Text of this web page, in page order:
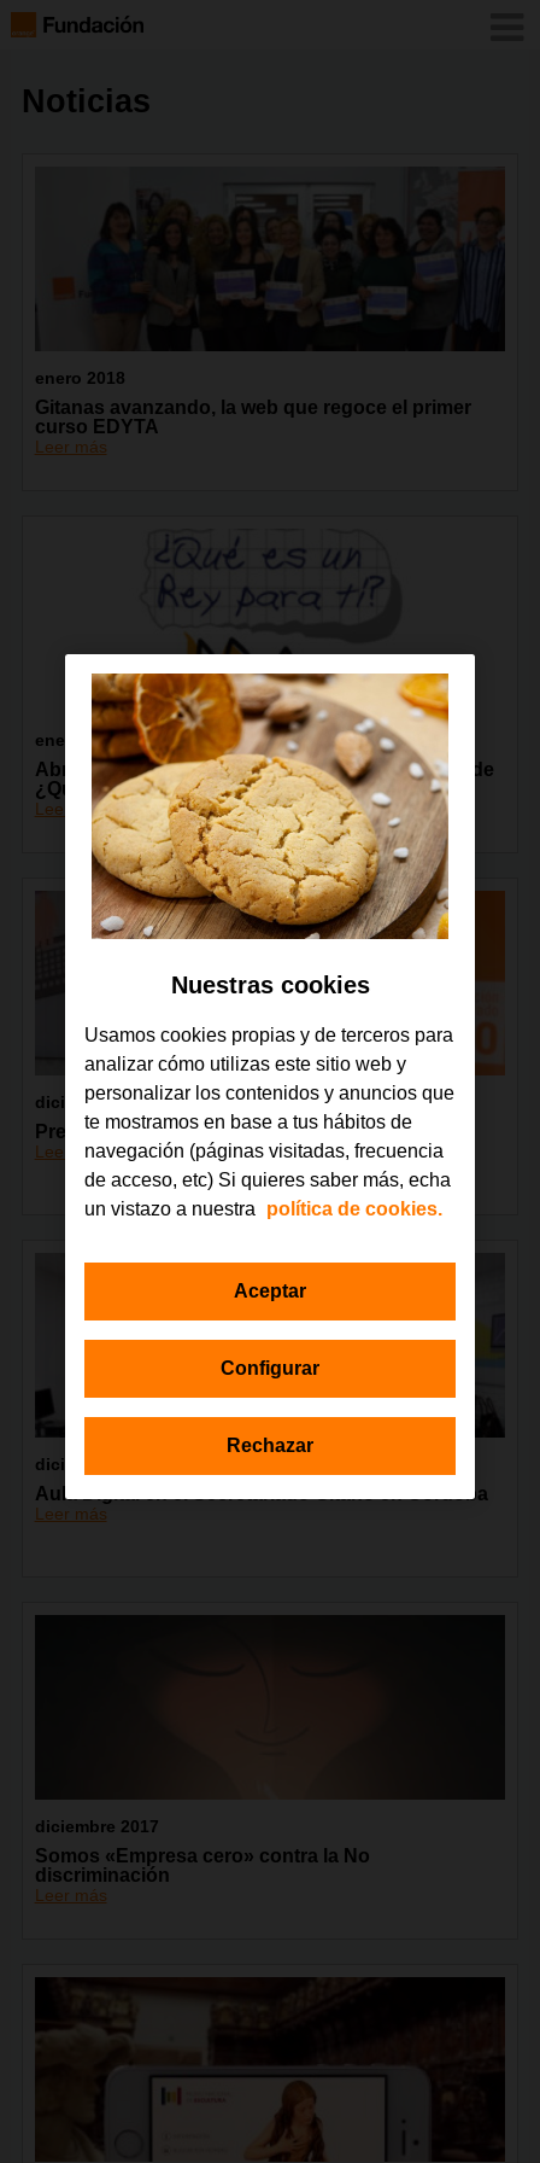
Noticias
enero 2018
Gitanas avanzando, la web que regoce el primer
curso EDYTA
Leer más
enero 2018
Abrimos la convocatoria de proyectos digitales de
¿Qué es un Rey para ti?
Leer más
diciembre 2017
Premio Amazing Women
Leer más
diciembre 2017
Aula Digital en el Secretariado Gitano en Córdoba
Leer más
diciembre 2017
Somos «Empresa cero» contra la No
discriminación
Leer más
Nuestras cookies
Usamos cookies propias y de terceros para
analizar cómo utilizas este sitio web y
personalizar los contenidos y anuncios que
te mostramos en base a tus hábitos de
navegación (páginas visitadas, frecuencia
de acceso, etc) Si quieres saber más, echa
un vistazo a nuestra
política de cookies.
Configurar
Rechazar
Aceptar